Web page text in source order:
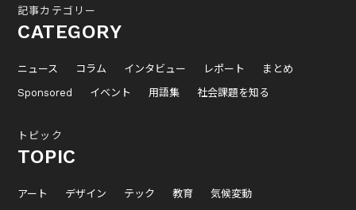
記事カテゴリー
CATEGORY
ニュース コラム インタビュー レポート
まとめ
Sponsored
イベント 用語集 社会課題を知る
トピック
TOPIC
アート デザイン テック 教育
気候変動